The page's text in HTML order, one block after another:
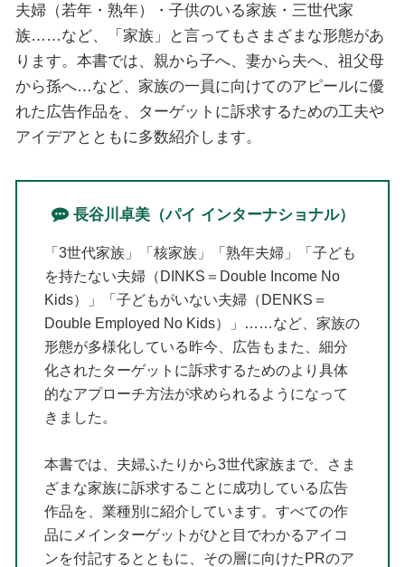
夫婦（若年・熟年）・子供のいる家族・三世代家
族……など、「家族」と言ってもさまざまな形態があ
ります。本書では、親から子へ、妻から夫へ、祖父母
から孫へ…など、家族の一員に向けてのアピールに優
れた広告作品を、ターゲットに訴求するための工夫や
アイデアとともに多数紹介します。
長谷川卓美（パイ インターナショナル）
「3世代家族」「核家族」「熟年夫婦」「子ども
を持たない夫婦（DINKS＝Double Income No
Kids）」「子どもがいない夫婦（DENKS＝
Double Employed No Kids）」……など、家族の
形態が多様化している昨今、広告もまた、細分
化されたターゲットに訴求するためのより具体
的なアプローチ方法が求められるようになって
きました。
本書では、夫婦ふたりから3世代家族まで、さま
ざまな家族に訴求することに成功している広告
作品を、業種別に紹介しています。すべての作
品にメインターゲットがひと目でわかるアイコ
ンを付記するとともに、その層に向けたPRのア